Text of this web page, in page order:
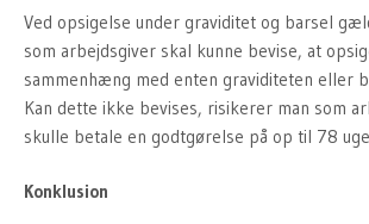
Ved opsigelse under graviditet og barsel
som arbejdsgiver skal kunne bevise, at
sammenhæng med enten graviditeten eller
Kan dette ikke bevises, risikerer man som
skulle betale en godtgørelse på op til 78
Konklusion